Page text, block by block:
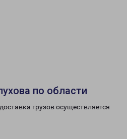
по области
грузов осуществляется